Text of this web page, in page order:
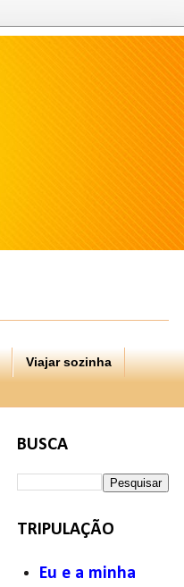
Viajar sozinha
BUSCA
TRIPULAÇÃO
Eu e a minha